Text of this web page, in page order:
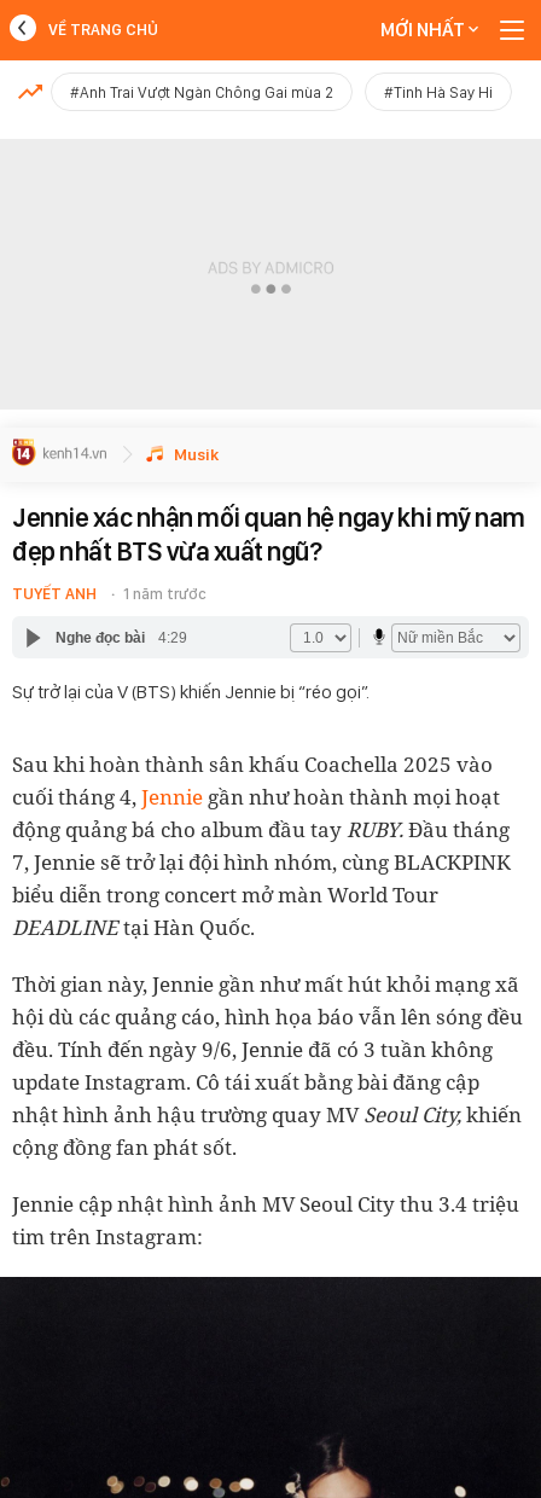
MỚI NHẤT
VỀ TRANG CHỦ MỚI NHẤT
#Anh Trai Vượt Ngàn Chông Gai mùa 2 #Tinh Hà Say Hi
Musik
Jennie xác nhận mối quan hệ ngay khi mỹ nam
đẹp nhất BTS vừa xuất ngũ?
TUYẾT ANH 1 năm trước
Nghe đọc bài 4:29
Sự trở lại của V (BTS) khiến Jennie bị “réo gọi”.
Sau khi hoàn thành sân khấu Coachella 2025 vào
cuối tháng 4,Jennie gần như hoàn thành mọi hoạt
động quảng bá cho album đầu tayRUBY.Đầu tháng
7, Jennie sẽ trở lại đội hình nhóm, cùng BLACKPINK
biểu diễn trong concert mở màn World Tour
DEADLINEtại Hàn Quốc.
Thời gian này, Jennie gần như mất hút khỏi mạng xã
hội dù các quảng cáo, hình họa báo vẫn lên sóng đều
đều. Tính đến ngày 9/6, Jennie đã có 3 tuần không
update Instagram. Cô tái xuất bằng bài đăng cập
nhật hình ảnh hậu trường quay MVSeoul City,khiến
cộng đồng fan phát sốt.
Jennie cập nhật hình ảnh MV Seoul City thu 3.4 triệu
tim trên Instagram: